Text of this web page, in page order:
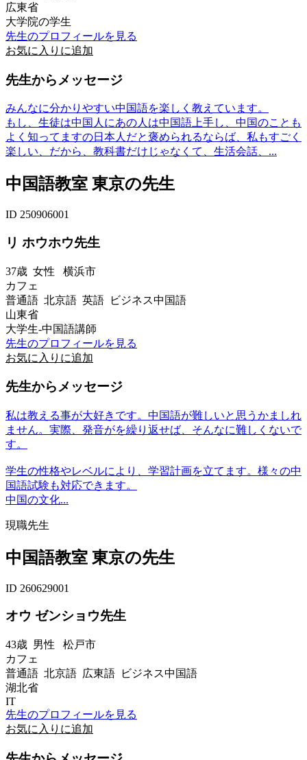
広東省
大学院の学生
先生のプロフィールを見る
お気に入りに追加
先生からメッセージ
みんなに分かりやすい中国語を楽しく教えています。
もし、生徒は中国人にあの人は中国語上手し、中国のことも
よく知ってますの日本人だと褒められるならば、私もすごく
楽しい、だから、教科書だけじゃなくて、生活会話、...
中国語教室 東京の先生
ID 250906001
リ ホウホウ先生
37歳 女性 横浜市
カフェ
普通語 北京語 英語 ビジネス中国語
山東省
大学生-中国語講師
先生のプロフィールを見る
お気に入りに追加
先生からメッセージ
私は教える事が大好きです。中国語が難しいと思うかましれ
ません。実際、発音がを繰り返せば、そんなに難しくないで
す。
学生の性格やレベルにより、学習計画を立てます。様々の中
国語試験も対応できます。
中国の文化...
現職先生
中国語教室 東京の先生
ID 260629001
オウ ゼンショウ先生
43歳 男性 松戸市
カフェ
普通語 北京語 広東語 ビジネス中国語
湖北省
IT
先生のプロフィールを見る
お気に入りに追加